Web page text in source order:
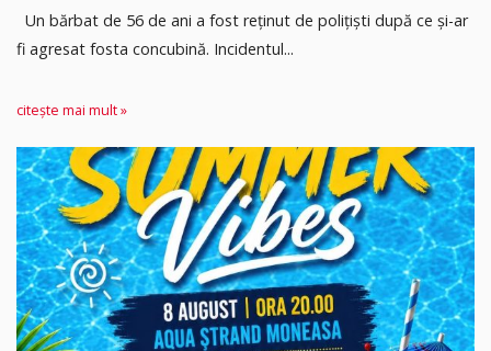
Un bărbat de 56 de ani a fost reținut de polițiști după ce și-ar
fi agresat fosta concubină. Incidentul...
citește mai mult »